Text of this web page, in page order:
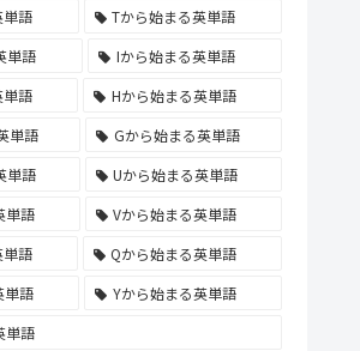
単語
Tから始まる英単語
単語
Iから始まる英単語
単語
Hから始まる英単語
単語
Gから始まる英単語
単語
Uから始まる英単語
単語
Vから始まる英単語
語
Qから始まる英単語
単語
Yから始まる英単語
単語